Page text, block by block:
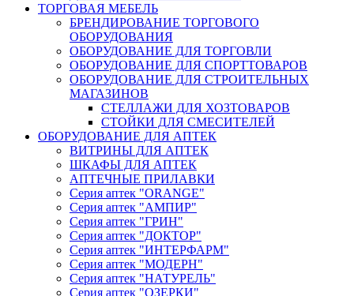
ТОРГОВАЯ МЕБЕЛЬ
БРЕНДИРОВАНИЕ ТОРГОВОГО
ОБОРУДОВАНИЯ
ОБОРУДОВАНИЕ ДЛЯ ТОРГОВЛИ
ОБОРУДОВАНИЕ ДЛЯ СПОРТТОВАРОВ
ОБОРУДОВАНИЕ ДЛЯ СТРОИТЕЛЬНЫХ
МАГАЗИНОВ
СТЕЛЛАЖИ ДЛЯ ХОЗТОВАРОВ
СТОЙКИ ДЛЯ СМЕСИТЕЛЕЙ
ОБОРУДОВАНИЕ ДЛЯ АПТЕК
ВИТРИНЫ ДЛЯ АПТЕК
ШКАФЫ ДЛЯ АПТЕК
АПТЕЧНЫЕ ПРИЛАВКИ
Серия аптек "ORANGE"
Серия аптек "АМПИР"
Серия аптек "ГРИН"
Серия аптек "ДОКТОР"
Серия аптек "ИНТЕРФАРМ"
Серия аптек "МОДЕРН"
Серия аптек "НАТУРЕЛЬ"
Серия аптек "ОЗЕРКИ"